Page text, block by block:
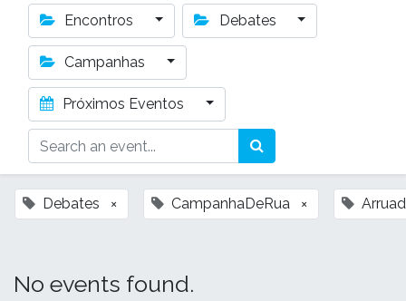
Encontros Debates
Campanhas
Próximos Eventos
Debates × CampanhaDeRua ×
No events found.